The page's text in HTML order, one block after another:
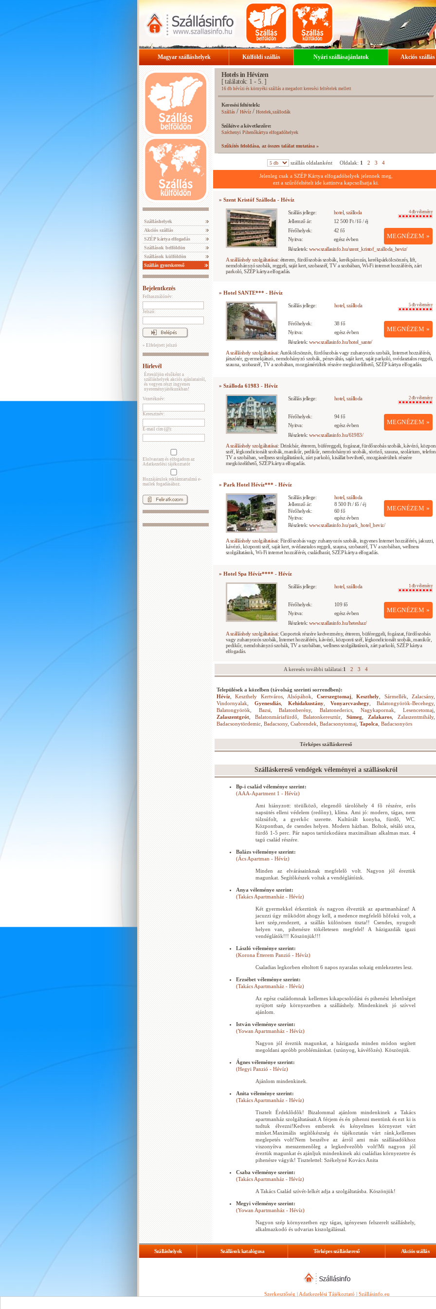
Magyar szálláshelyek Külföldi szállás Nyári szállásajánlatok Akciós szállás
Szálláshelyek
Akciós szállás
SZÉP kártya elfogadás
Szállások belföldön
Szállások külföldön
Szállás gyorskereső
Bejelentkezés
Felhasználónév:
Jelszó:
» Elfelejtett jelszó
Hírlevél
Értesüljön elsőként a
szálláshelyek akciós ajánlatairól,
és vegyen részt ingyenes
nyereményjátékunkban!
Vezetéknév:
Keresztnév:
E-mail cím (@):
Elolvastam és elfogadom az
Adatkezelési tájékoztatót
Hozzájárulok reklámtartalmú e-
mailek fogadásához.
Hotels in Hévízen
[ találatok: 1 - 5. ]
16 db hévízi és környéki szállás a megadott keresési feltételek mellett
Keresési feltételek:
Szállás/ Hévíz/Hotelek,szállodák
Szűkítve a következőre:
Széchenyi Pihenőkártya elfogadóhelyek
Szűkítés feloldása, az összes találat mutatása »
szállás oldalanként Oldalak: 1 2 3 4
Jelenleg csak a SZÉP Kártya elfogadóhelyek jelennek meg,
ezt a szűrőfeltételt ide kattintva kapcsolhatja ki.
» Szent Kristóf Szálloda - Hévíz
Szállás jellege: hotel, szálloda 4 db vélemény
MEGNÉZEM »
Jellemző ár:
12 500 Ft / fő / éj
Férőhelyek:
42 fő
Nyitva:
egész évben
Részletek: www.szallasinfo.hu/szent_kristof_szalloda_heviz/
A szálláshely szolgáltatásai: étterem, fürdőszobás szobák, kerékpározás, kerékpárkölcsönzés, lift,
nemdohányzó szobák, reggeli, saját kert, szobaszéf, TV a szobában, Wi-Fi internet hozzáférés, zárt
parkoló, SZÉP kártya elfogadás.
» Hotel SANTE*** - Hévíz
Szállás jellege: hotel, szálloda 5 db vélemény
MEGNÉZEM »
Férőhelyek:
38 fő
Nyitva:
egész évben
Részletek: www.szallasinfo.hu/hotel_sante/
A szálláshely szolgáltatásai: Autókölcsönzés, fürdőszobás vagy zuhanyozós szobák, Internet hozzáférés,
játszótér, gyermekjátszó, nemdohányzó szobák, pénzváltás, saját kert, saját parkoló, svédasztalos reggeli,
szauna, szobaszéf, TV a szobában, mozgássérültek részére megközelíthető, SZÉP kártya elfogadás.
» Szálloda 61983 - Hévíz
Szállás jellege: hotel, szálloda 2 db vélemény
MEGNÉZEM »
Férőhelyek:
94 fő
Nyitva:
egész évben
Részletek: www.szallasinfo.hu/61983/
A szálláshely szolgáltatásai: Drinkbár, étterem, büféreggeli, fogászat, fürdőszobás szobák, kávézó,
széf, légkondicionált szobák, manikűr, pedikűr, nemdohányzó szobák, söröző, szauna, szolárium,
TV a szobában, wellness szolgáltatások, zárt parkoló, kisállat bevihető, mozgássérültek részére
megközelíthető, SZÉP kártya elfogadás.
» Park Hotel Hévíz*** - Hévíz
Szállás jellege: hotel, szálloda
MEGNÉZEM »
Jellemző ár:
8 500 Ft / fő / éj
Férőhelyek:
60 fő
Nyitva:
egész évben
Részletek: www.szallasinfo.hu/park_hotel_heviz/
A szálláshely szolgáltatásai: Fürdőszobás vagy zuhanyozós szobák, ingyenes Internet hozzáférés, jakuzzi,
kávézó, központi széf, saját kert, svédasztalos reggeli, szauna, szobaszéf, TV a szobában, wellness
szolgáltatások, Wi-Fi internet hozzáférés, családbarát, SZÉP kártya elfogadás.
» Hotel Spa Hévíz**** - Hévíz
Szállás jellege: hotel, szálloda 1 db vélemény
MEGNÉZEM »
Férőhelyek:
109 fő
Nyitva:
egész évben
Részletek: www.szallasinfo.hu/heteshaz/
A szálláshely szolgáltatásai: Csoportok részére kedvezmény, étterem, büféreggeli, fogászat, fürdőszobás
vagy zuhanyozós szobák, Internet hozzáférés, kávézó, központi széf, légkondicionált szobák, manikűr,
pedikűr, nemdohányzó szobák, TV a szobában, wellness szolgáltatások, zárt parkoló, SZÉP kártya
elfogadás.
A keresés további találatai:1 2 3 4
Települések a közelben (távolság szerinti sorrendben):
Hévíz ,Keszthely Kertváros, Alsópáhok Cserszegtomaj ,Keszthely Sármellék ,Zalacsány,
Vindornyalak
Gyenesdiás, Kehidakustány,Vonyarcvashegy Balatongyörök-Becehegy,
Balatongyörök
Bazsi ,Balatonberény, Balatonederics,Nagykapornak ,Lesencetomaj
Zalaszentgrót
Balatonmáriafürdő Balatonkeresztúr Sümeg Zalakaros Zalaszentmihály,
Badacsonytördemic Badacsony, Csabrendek Badacsonytomaj Tapolca Badacsonyörs
Térképes szálláskereső
Szálláskereső vendégek véleményei a szállásokról
Bp-i család véleménye szerint:
(AAA-Apartment 1 - Hévíz)
Ami hiányzott: törülközõ, elegendõ tárolóhely 4 fõ részére, erõs
napsütés elleni védelem (redõny), klíma. Ami jó: modern, tágas, nem
túlzsúfolt, a gyerkõc szerette. Kultúrált konyha, fürdõ, WC.
Központban, de csendes helyen. Modern házban. Boltok, sétáló utca,
fürdõ 1-5 perc. Pár napos tartózkodásra maximálisan alkalmas max. 4
tagú család részére.
Balázs véleménye szerint:
(Ács Apartman - Hévíz)
Minden az elvárásainknak megfelelõ volt. Nagyon jól éreztük
magunkat. Segítõkészek voltak a vendéglátóink.
Anya véleménye szerint:
(Takács Apartmanház - Hévíz)
Két gyermekkel érkeztünk és nagyon élveztük az apartmanházat! A
jacuzzi úgy mûködött ahogy kell, a medence megfelelõ hõfokú volt, a
kert szép,rendezett, a szállás különösen tiszta!! Csendes, nyugodt
helyen van, pihenésre tökéletesen megfelel! A házigazdák igazi
vendéglátók!!! Köszönjük!!!
László véleménye szerint:
(Korona Étterem Panzió - Hévíz)
Csaladias legkorben eltoltott 6 napos nyaralas sokaig emlekezetes lesz.
Erzsébet véleménye szerint:
(Takács Apartmanház - Hévíz)
Az egész családomnak kellemes kikapcsolódási és pihenési lehetõséget
nyújtott szép környezetben a szálláshely. Mindenkinek jó szívvel
ajánlom.
István véleménye szerint:
(Yowan Apartmanház - Hévíz)
Nagyon jól éreztük magunkat, a házigazda minden módon segített
megoldani apróbb problémáinkat. (szúnyog, kávéfõzés). Köszönjük.
Ágnes véleménye szerint:
(Hegyi Panzió - Hévíz)
Ajánlom mindenkinek.
Anita véleménye szerint:
(Takács Apartmanház - Hévíz)
Tisztelt Érdeklõdõk! Bizalommal ajánlom mindenkinek a Takács
apartmanház szolgáltatásait.A férjem és én pihenni mentünk és ezt ki is
tudtuk élvezni!Kedves emberek és kényelmes környezet várt
minket.Maximális segítõkészség és tájékoztatás várt ránk,kellemes
meglepetés volt!Nem beszélve az árról ami más szállásadókhoz
viszonyítva messzemenõleg a legkedvezõbb volt!Mi nagyon jól
éreztük magunkat és ajánljuk mindenkinek aki családias környezetre és
pihenésre vágyik! Tisztelettel: Székelyné Kovács Anita
Csaba véleménye szerint:
(Takács Apartmanház - Hévíz)
A Takács Család szívét-lelkét adja a szolgáltatásba. Köszönjük!
Megyi véleménye szerint:
(Yowan Apartmanház - Hévíz)
Nagyon szép környezetben egy tágas, igényesen felszerelt szálláshely,
alkalmazkodó és udvarias kiszolgálással.
Szálláshelyek Szállások katalógusa Térképes szálláskereső Akciós szállás
Szerkesztőség | Adatkezelési Tájékoztató | Szállásinfo.eu